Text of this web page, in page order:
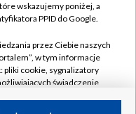
Akcyjna w likwidacji
wskazujemy poniżej, a
PPID do Google.
przez Ciebie naszych
w tym informacje
pliki cookie, sygnalizatory
świadczenie